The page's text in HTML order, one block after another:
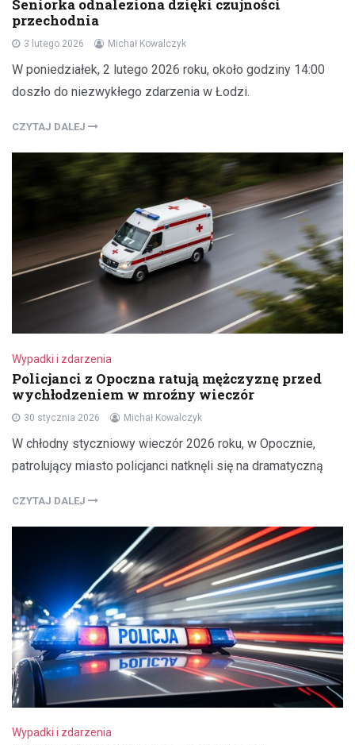
Seniorka odnaleziona dzięki czujności
przechodnia
3 lutego 2026 Michał Kowalczyk
W poniedziałek, 2 lutego 2026 roku, około godziny 14:00
doszło do niezwykłego zdarzenia w Łodzi.
CZYTAJ DALEJ
Wypadki i zdarzenia
Policjanci z Opoczna ratują mężczyznę przed
wychłodzeniem w mroźny wieczór
30 stycznia 2026 Michał Kowalczyk
W chłodny styczniowy wieczór 2026 roku, w Opocznie,
patrolujący miasto policjanci natknęli się na dramatyczną
CZYTAJ DALEJ
Wypadki i zdarzenia